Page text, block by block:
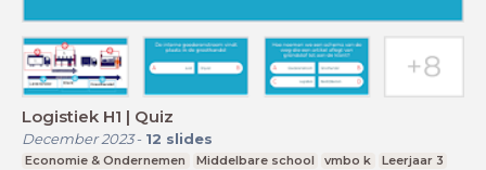
Logistiek H1 | Quiz
December 2023- 12 slides
Economie & Ondernemen Middelbare school vmbo k Leerjaar 3